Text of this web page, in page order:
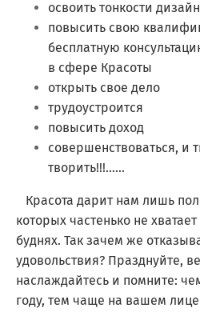
освоить тонкости
повысить свою
бесплатную
в сфере Красоты
открыть свое дело
трудоустроится
повысить доход
совершенствоваться, и
творить!!!......
Красота дарит нам лишь
которых частенько не
буднях. Так зачем же
удовольствия? Празднуйте,
наслаждайтесь и помните:
году, тем чаще на вашем лице